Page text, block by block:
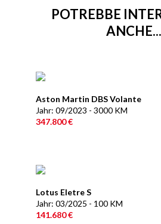
POTREBBE
ANCHE...
Aston Martin DBS Volante
Jahr: 09/2023 - 3000 KM
347.800 €
Lotus Eletre S
Jahr: 03/2025 - 100 KM
141.680 €